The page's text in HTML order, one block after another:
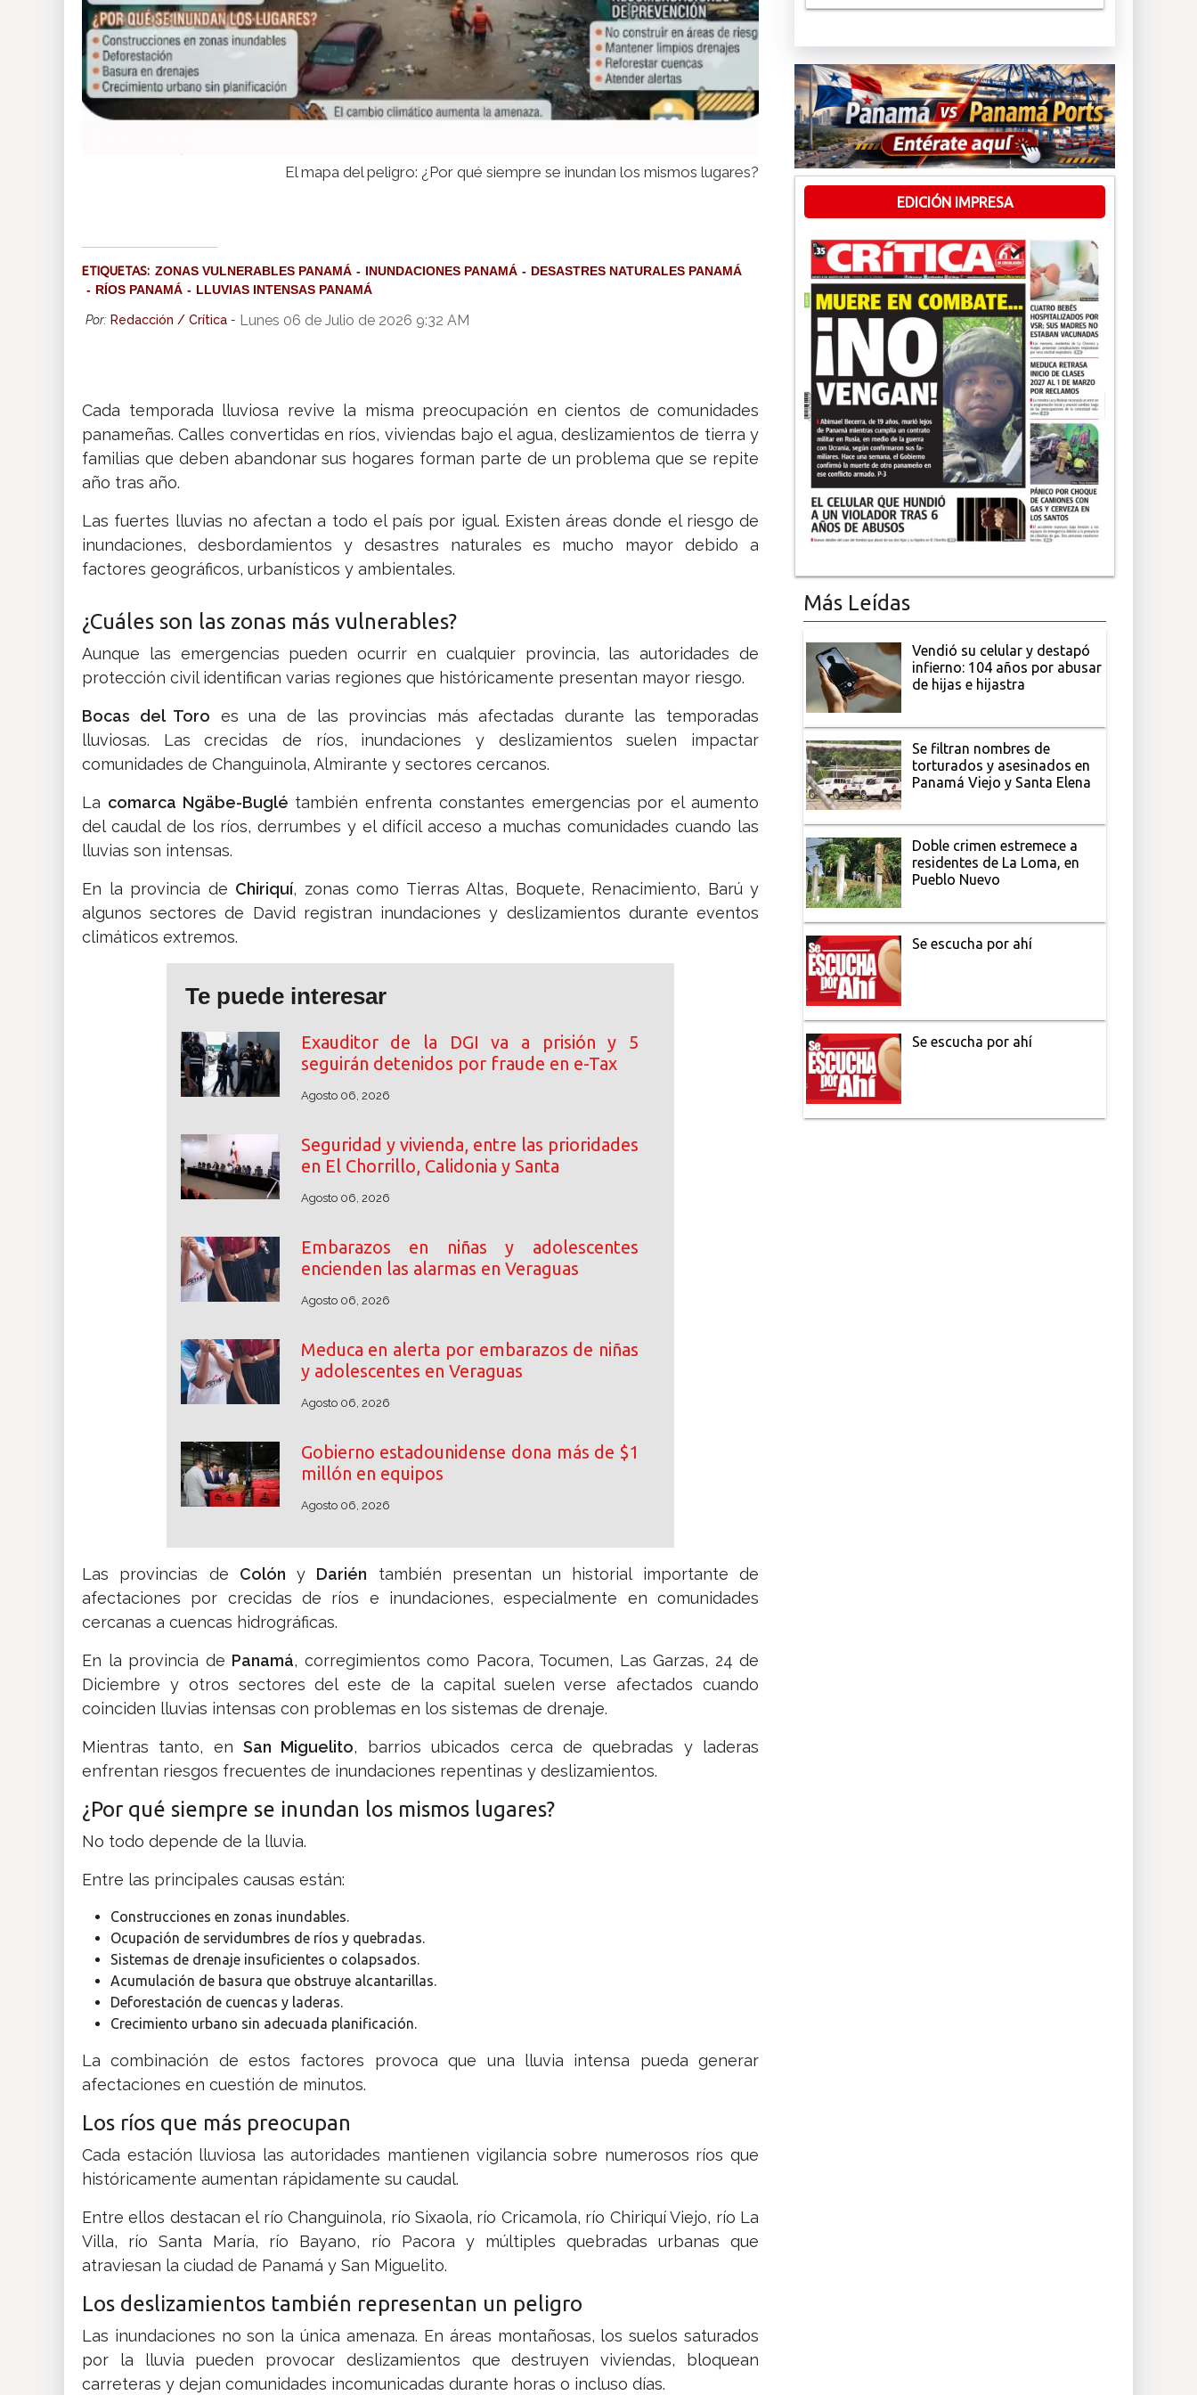
El mapa del peligro: ¿Por qué siempre se inundan los mismos lugares?
ETIQUETAS: ZONAS VULNERABLES PANAMÁ INUNDACIONES PANAMÁ
DESASTRES NATURALES PANAMÁ
RÍOS PANAMÁ
LLUVIAS INTENSAS PANAMÁ
Por: Redacción / Crítica - Lunes 06 de Julio de 2026 9:32 AM
Cada temporada lluviosa revive la misma preocupación en cientos de comunidades
panameñas. Calles convertidas en ríos, viviendas bajo el agua, deslizamientos de tierra y
familias que deben abandonar sus hogares forman parte de un problema que se repite
año tras año.
Las fuertes lluvias no afectan a todo el país por igual. Existen áreas donde el riesgo de
inundaciones, desbordamientos y desastres naturales es mucho mayor debido a
factores geográficos, urbanísticos y ambientales.
¿Cuáles son las zonas más vulnerables?
Aunque las emergencias pueden ocurrir en cualquier provincia, las autoridades de
protección civil identifican varias regiones que históricamente presentan mayor riesgo.
Bocas del Toro es una de las provincias más afectadas durante las temporadas
lluviosas. Las crecidas de ríos, inundaciones y deslizamientos suelen impactar
comunidades de Changuinola, Almirante y sectores cercanos.
La comarca Ngäbe-Buglé también enfrenta constantes emergencias por el aumento
del caudal de los ríos, derrumbes y el difícil acceso a muchas comunidades cuando las
lluvias son intensas.
En la provincia de Chiriquí, zonas como Tierras Altas, Boquete, Renacimiento, Barú y
algunos sectores de David registran inundaciones y deslizamientos durante eventos
climáticos extremos.
Te puede interesar
Exauditor de la DGI va a prisión y 5
seguirán detenidos por fraude en e-Tax
Agosto 06, 2026
Seguridad y vivienda, entre las prioridades
en El Chorrillo, Calidonia y Santa
Agosto 06, 2026
Embarazos en niñas y adolescentes
encienden las alarmas en Veraguas
Agosto 06, 2026
Meduca en alerta por embarazos de niñas
y adolescentes en Veraguas
Agosto 06, 2026
Gobierno estadounidense dona más de $1
millón en equipos
Agosto 06, 2026
Las provincias de Colón y Darién también presentan un historial importante de
afectaciones por crecidas de ríos e inundaciones, especialmente en comunidades
cercanas a cuencas hidrográficas.
En la provincia de Panamá, corregimientos como Pacora, Tocumen, Las Garzas, 24 de
Diciembre y otros sectores del este de la capital suelen verse afectados cuando
coinciden lluvias intensas con problemas en los sistemas de drenaje.
Mientras tanto, enSan Miguelito, barrios ubicados cerca de quebradas y laderas
enfrentan riesgos frecuentes de inundaciones repentinas y deslizamientos.
¿Por qué siempre se inundan los mismos lugares?
No todo depende de la lluvia.
Entre las principales causas están:
Construcciones en zonas inundables.
Ocupación de servidumbres de ríos y quebradas.
Sistemas de drenaje insuficientes o colapsados.
Acumulación de basura que obstruye alcantarillas.
Deforestación de cuencas y laderas.
Crecimiento urbano sin adecuada planificación.
La combinación de estos factores provoca que una lluvia intensa pueda generar
afectaciones en cuestión de minutos.
Los ríos que más preocupan
Cada estación lluviosa las autoridades mantienen vigilancia sobre numerosos ríos que
históricamente aumentan rápidamente su caudal.
Entre ellos destacan el río Changuinola, río Sixaola, río Cricamola, río Chiriquí Viejo, río La
Villa, río Santa María, río Bayano, río Pacora y múltiples quebradas urbanas que
atraviesan la ciudad de Panamá y San Miguelito.
Los deslizamientos también representan un peligro
Las inundaciones no son la única amenaza. En áreas montañosas, los suelos saturados
por la lluvia pueden provocar deslizamientos que destruyen viviendas, bloquean
carreteras y dejan comunidades incomunicadas durante horas o incluso días.
EDICIÓN IMPRESA
Más Leídas
Vendió su celular y destapó
infierno: 104 años por abusar
de hijas e hijastra
Se filtran nombres de
torturados y asesinados en
Panamá Viejo y Santa Elena
Doble crimen estremece a
residentes de La Loma, en
Pueblo Nuevo
Se escucha por ahí
Se escucha por ahí